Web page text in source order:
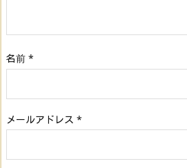
名前 *
メールアドレス *